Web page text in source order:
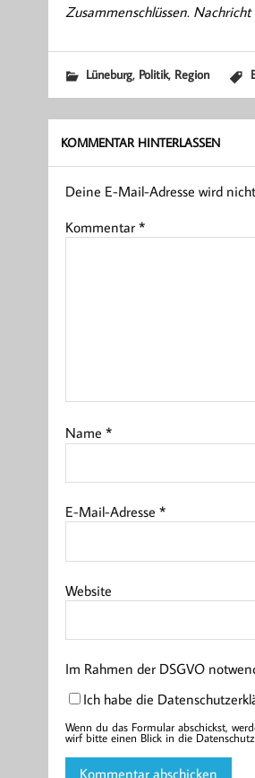
Zusammenschlüssen. Nachricht
Lüneburg, Politik, Region
KOMMENTAR HINTERLASSEN
Deine E-Mail-Adresse wird
Kommentar *
Name *
E-Mail-Adresse *
Website
Im Rahmen der DSGVO
Ich habe die
Wenn du das Formular abschickst,
wirf bitte einen Blick in die